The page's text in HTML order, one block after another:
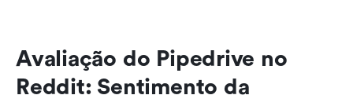
Avaliação do Pipedrive no
Reddit: Sentimento da